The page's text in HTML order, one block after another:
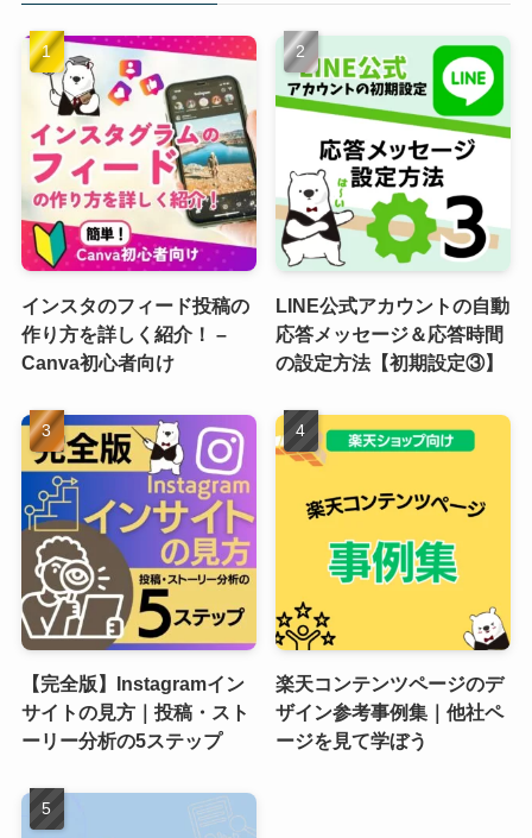
インスタのフィード投稿の
作り方を詳しく紹介！ –
Canva初心者向け
LINE公式アカウントの自動
応答メッセージ＆応答時間
の設定方法【初期設定③】
【完全版】Instagramイン
サイトの見方｜投稿・スト
ーリー分析の5ステップ
楽天コンテンツページのデ
ザイン参考事例集｜他社ペ
ージを見て学ぼう